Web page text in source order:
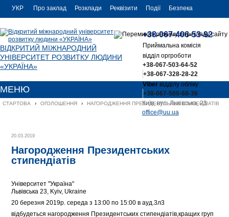
УКР
ENG
Про заклад Розклади Реквізити Події Безпека
ВІДКРИТИЙ МІЖНАРОДНИЙ
УНІВЕРСИТЕТ РОЗВИТКУ ЛЮДИНИ
«УКРАЇНА»
+38-067-406-53-92
Приймальна комісія
відділ оргроботи
+38-067-503-64-52
+38-067-328-28-22
Viberвідділу обліку
+38-067-500-68-36
Київ, вул. Львівська, 23
office@uu.ua
МЕНЮ
СТАРТОВА › ОГОЛОШЕННЯ › НАГОРОДЖЕННЯ ПРЕЗИДЕНТСЬКИХ СТИПЕНДІАТІВ
20.03.2019
Нагородження Президентських
стипендіатів
Університет "Україна"
Львівська 23, Kyiv, Ukraine
20 березня 2019р. середа з 13:00 по 15:00 в ауд.3л3
відбудеться нагородження Президентських стипендіатів,кращих груп